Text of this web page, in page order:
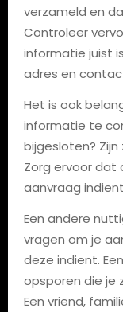
verzameld en
Controleer
informatie juist
adres en
Het is ook
informatie te
bijgesloten?
Zorg ervoor dat
aanvraag
Een andere
vragen om je
deze indient.
opsporen die je
Een vriend,